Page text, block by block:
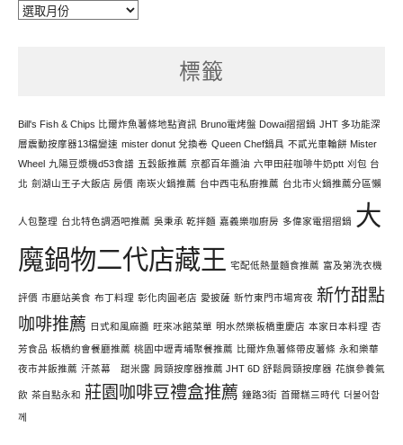
每
標籤
Bill's Fish & Chips 比爾炸魚薯條地點資訊 Bruno電烤盤 Dowai摺摺鍋 JHT 多功能深
層震動按摩器13檔變速 mister donut 兌換卷 Queen Chef鍋具 不貳光車輪餅 Mister
Wheel 九陽豆漿機d53食譜 五穀飯推薦 京都百年醬油 六甲田莊咖啡牛奶ptt 刈包 台
北 劍湖山王子大飯店 房價 南崁火鍋推薦 台中西屯私廚推薦 台北市火鍋推薦分區懶
人包整理 台北特色調酒吧推薦 吳秉承 乾拌麵 嘉義樂咖廚房 多偉家電摺摺鍋 大
魔鍋物二代店藏王 宅配低熱量麵食推薦 富及第洗衣機
評價 市廳站美食 布丁料理 彰化肉圓老店 愛披薩 新竹東門市場宵夜 新竹甜點
咖啡推薦 日式和風麻醬 旺來冰館菜單 明水然樂板橋重慶店 本家日本料理 杏
芳食品 板橋約會餐廳推薦 桃園中壢青埔聚餐推薦 比爾炸魚薯條帶皮薯條 永和樂華
夜市丼飯推薦 汗蒸幕 甜米露 肩頸按摩器推薦 JHT 6D 舒鬆肩頸按摩器 花旗參養氣
飲 茶自點永和 莊園咖啡豆禮盒推薦 鐘路3街 首爾糕三時代 더불어함
께